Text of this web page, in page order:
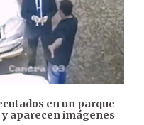
en un parque
aparecen imágenes